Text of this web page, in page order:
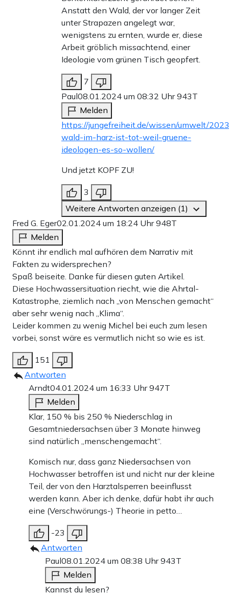
Anstatt den Wald, der vor langer Zeit
unter Strapazen angelegt war,
wenigstens zu ernten, wurde er, diese
Arbeit gröblich missachtend, einer
Ideologie vom grünen Tisch geopfert.
7
Paul08.01.2024 um 08:32 Uhr943T
Melden
https://jungefreiheit.de/wissen/umwelt/
wald-im-harz-ist-tot-weil-gruene-
ideologen-es-so-wollen/
Und jetzt KOPF ZU!
3
Weitere Antworten anzeigen (1)
Fred G. Eger02.01.2024 um 18:24 Uhr948T
Melden
Könnt ihr endlich mal aufhören dem Narrativ mit
Fakten zu widersprechen?
Spaß beiseite. Danke für diesen guten Artikel.
Diese Hochwassersituation riecht, wie die Ahrtal-
Katastrophe, ziemlich nach „von Menschen gemacht“
aber sehr wenig nach „Klima“.
Leider kommen zu wenig Michel bei euch zum lesen
vorbei, sonst wäre es vermutlich nicht so wie es ist.
151
Antworten
Arndt04.01.2024 um 16:33 Uhr947T
Melden
Klar, 150 % bis 250 % Niederschlag in
Gesamtniedersachsen über 3 Monate hinweg
sind natürlich „menschengemacht“.
Komisch nur, dass ganz Niedersachsen von
Hochwasser betroffen ist und nicht nur der kleine
Teil, der von den Harztalsperren beeinflusst
werden kann. Aber ich denke, dafür habt ihr auch
eine (Verschwörungs-) Theorie in petto…
-23
Antworten
Paul08.01.2024 um 08:38 Uhr943T
Melden
Kannst du lesen?